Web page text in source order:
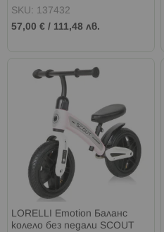
SKU: 137432
57,00 € / 111,48 лв.
LORELLI Emotion Баланс
колело без педали SCOUT